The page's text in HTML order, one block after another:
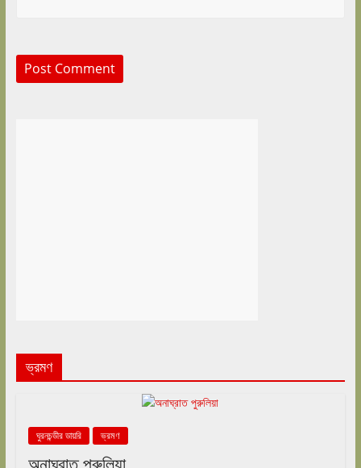
ভ্রমণ
ঘুরনচন্ডীর ডায়রি ভ্রমণ
অনাঘ্রাত পুরুলিয়া